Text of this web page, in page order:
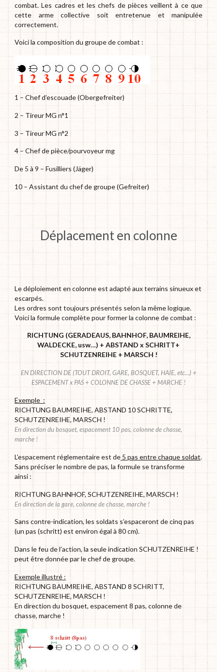
combat. Les cadres et les chefs de pièces veillent à ce que
cette arme collective soit entretenue et manipulée
correctement.
Voici la composition du groupe de combat :
1 – Chef d’escouade (Obergefreiter)
2 – Tireur MG n°1
3 – Tireur MG n°2
4 – Chef de pièce/pourvoyeur mg
De 5 à 9 – Fusilliers (Jäger)
10 – Assistant du chef de groupe (Gefreiter)
Déplacement en colonne
Le déploiement en colonne est adapté aux terrains sinueux et
escarpés.
Les ordres sont toujours présentés selon la même logique.
Voici la formule complète pour former la colonne de combat :
RICHTUNG (GERADEAUS, BAHNHOF, BAUMREIHE,
WALDECKE, usw…) + ABSTAND x SCHRITT+
SCHUTZENREIHE + MARSCH !
EN DIRECTION DE (TOUT DROIT, GARE, BOSQUET, HAIE, etc…) +
ESPACEMENT x PAS + COLONNE DE CHASSE + MARCHE !
Exemple :
RICHTUNG BAUMREIHE, ABSTAND 10 SCHRITTE,
SCHUTZENREIHE, MARSCH !
En direction du bosquet, espacement 10 pas, colonne de chasse,
marche !
L’espacement réglementaire est de 5 pas entre chaque soldat.
Sans préciser le nombre de pas, la formule se transforme
ainsi :
RICHTUNG BAHNHOF, SCHUTZENREIHE, MARSCH !
En direction de la gare, colonne de chasse, marche !
Sans contre-indication, les soldats s’espaceront de cinq pas
(un pas (schritt) est environ égal à 80 cm).
Dans le feu de l’action, la seule indication SCHUTZENREIHE !
peut être donnée par le chef de groupe.
Exemple illustré :
RICHTUNG BAUMREIHE, ABSTAND 8 SCHRITT,
SCHUTZENREIHE, MARSCH !
En direction du bosquet, espacement 8 pas, colonne de
chasse, marche !